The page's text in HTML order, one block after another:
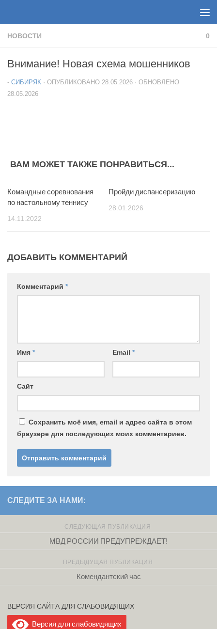
НОВОСТИ 0
Внимание! Новая схема мошенников
- СИБИРЯК · ОПУБЛИКОВАНО 28.05.2026 · ОБНОВЛЕНО
28.05.2026
ВАМ МОЖЕТ ТАКЖЕ ПОНРАВИТЬСЯ...
Командные соревнования
по настольному теннису
14.11.2022
Пройди диспансеризацию
28.01.2026
ДОБАВИТЬ КОММЕНТАРИЙ
Комментарий *
Имя * Email *
Сайт
Сохранить моё имя, email и адрес сайта в этом
браузере для последующих моих комментариев.
СЛЕДИТЕ ЗА НАМИ:
СЛЕДУЮЩАЯ ПУБЛИКАЦИЯ
МВД РОССИИ ПРЕДУПРЕЖДАЕТ!
ПРЕДЫДУЩАЯ ПУБЛИКАЦИЯ
Комендантский час
ВЕРСИЯ САЙТА ДЛЯ СЛАБОВИДЯЩИХ
Версия для слабовидящих